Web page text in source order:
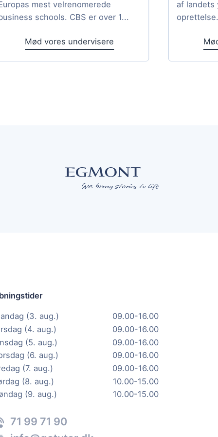
mest velrenomerede
schools. CBS er over 1...
Mød vores undervisere
af landets
(3. aug.)
09.00-16.00
(4. aug.)
09.00-16.00
(5. aug.)
09.00-16.00
(6. aug.)
09.00-16.00
(7. aug.)
09.00-16.00
(8. aug.)
10.00-15.00
(9. aug.)
10.00-15.00
71 99 71 90